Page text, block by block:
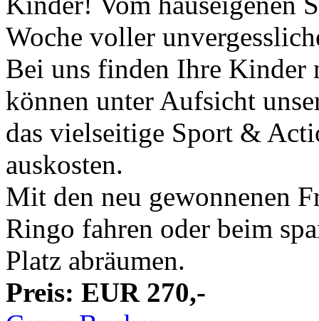
Woche voller
Bei uns finden Ihre Kinder
können unter Aufsicht
das vielseitige Sport &
auskosten.
Mit den neu gewonnenen
Ringo fahren oder beim
Platz abräumen.
Preis: EUR 270,-